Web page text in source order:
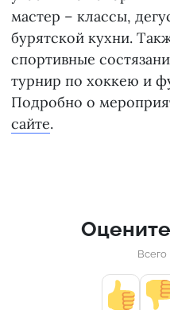
мастер – классы,
бурятской кухни.
спортивные
турнир по хоккею и
Подробно о
сайте.
Всего